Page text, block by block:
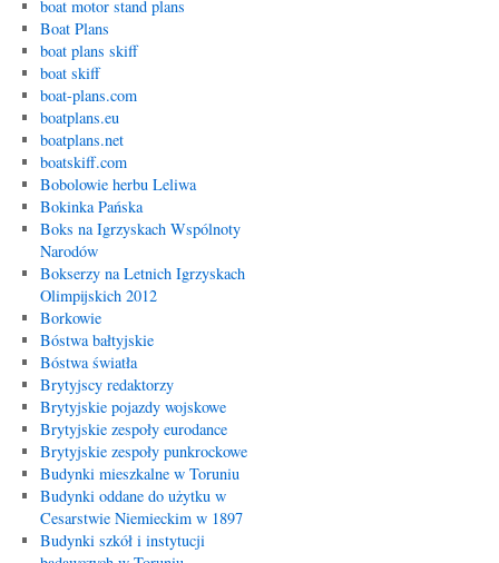
boat motor stand plans
Boat Plans
boat plans skiff
boat skiff
boat-plans.com
boatplans.eu
boatplans.net
boatskiff.com
Bobolowie herbu Leliwa
Bokinka Pańska
Boks na Igrzyskach Wspólnoty
Narodów
Bokserzy na Letnich Igrzyskach
Olimpijskich 2012
Borkowie
Bóstwa bałtyjskie
Bóstwa światła
Brytyjscy redaktorzy
Brytyjskie pojazdy wojskowe
Brytyjskie zespoły eurodance
Brytyjskie zespoły punkrockowe
Budynki mieszkalne w Toruniu
Budynki oddane do użytku w
Cesarstwie Niemieckim w 1897
Budynki szkół i instytucji